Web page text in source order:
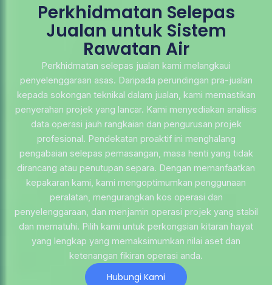
Perkhidmatan Selepas
Jualan untuk Sistem
Rawatan Air
Perkhidmatan selepas jualan kami melangkaui
penyelenggaraan asas. Daripada perundingan pra-jualan
kepada sokongan teknikal dalam jualan, kami memastikan
penyerahan projek yang lancar. Kami menyediakan analisis
data operasi jauh rangkaian dan pengurusan projek
profesional. Pendekatan proaktif ini menghalang
pengabaian selepas pemasangan, masa henti yang tidak
dirancang atau penutupan separa. Dengan memanfaatkan
kepakaran kami, kami mengoptimumkan penggunaan
peralatan, mengurangkan kos operasi dan
penyelenggaraan, dan menjamin operasi projek yang stabil
dan mematuhi. Pilih kami untuk perkongsian kitaran hayat
yang lengkap yang memaksimumkan nilai aset dan
ketenangan fikiran operasi anda.
Hubungi Kami